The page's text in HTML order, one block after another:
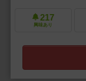
217
興味あり